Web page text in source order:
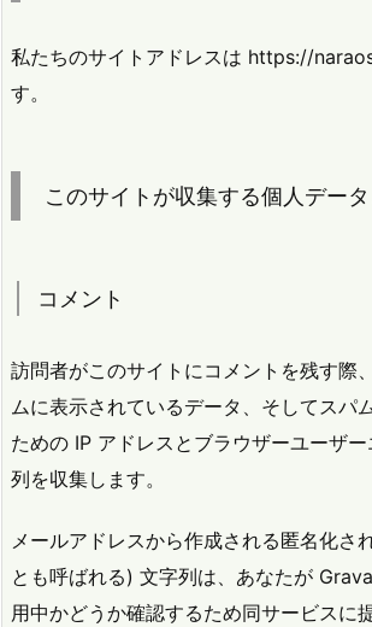
私たちのサイトアドレスは https://
す。
このサイトが収集する個人デー
コメント
訪問者がこのサイトにコメントを残す際
ムに表示されているデータ、そしてスパ
ための IP アドレスとブラウザーユーザ
列を収集します。
メールアドレスから作成される匿名化さ
とも呼ばれる) 文字列は、あなたが
用中かどうか確認するため同サービスに